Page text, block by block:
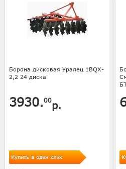
Борона дисковая Уралец 1BQX-
2,2 24 диска
3930.00р.
Купить в один клик